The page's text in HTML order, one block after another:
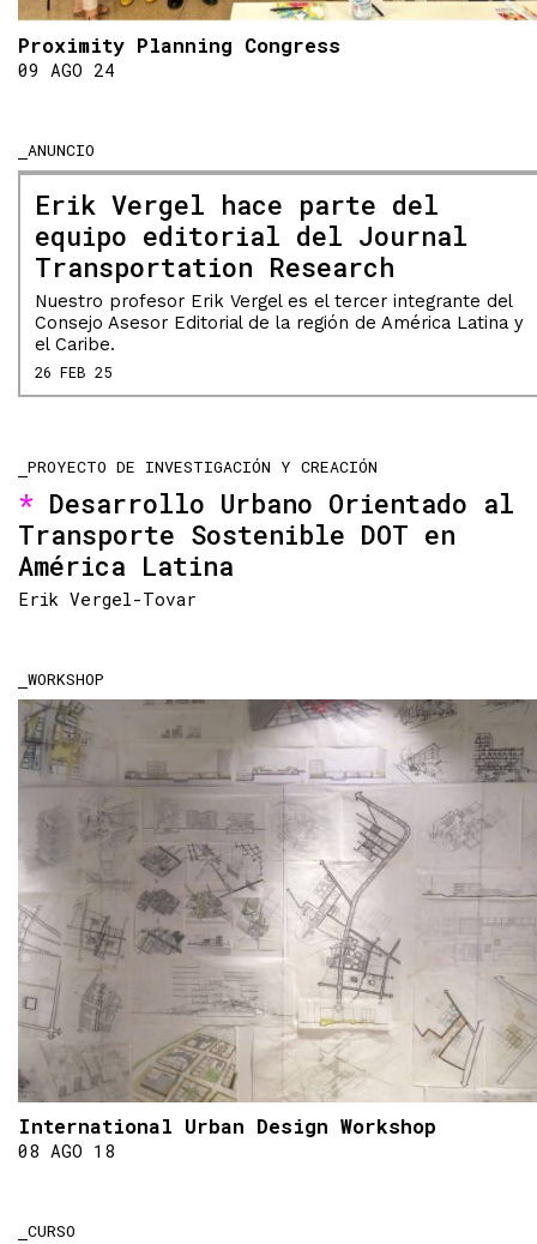
Proximity Planning Congress
09 AGO 24
ANUNCIO
Erik Vergel hace parte del
equipo editorial del Journal
Transportation Research
Nuestro profesor Erik Vergel es el tercer integrante del
Consejo Asesor Editorial de la región de América Latina y
el Caribe.
26 FEB 25
PROYECTO DE INVESTIGACIÓN Y CREACIÓN
Desarrollo Urbano Orientado al
Transporte Sostenible DOT en
América Latina
Erik Vergel-Tovar
WORKSHOP
International Urban Design Workshop
08 AGO 18
CURSO